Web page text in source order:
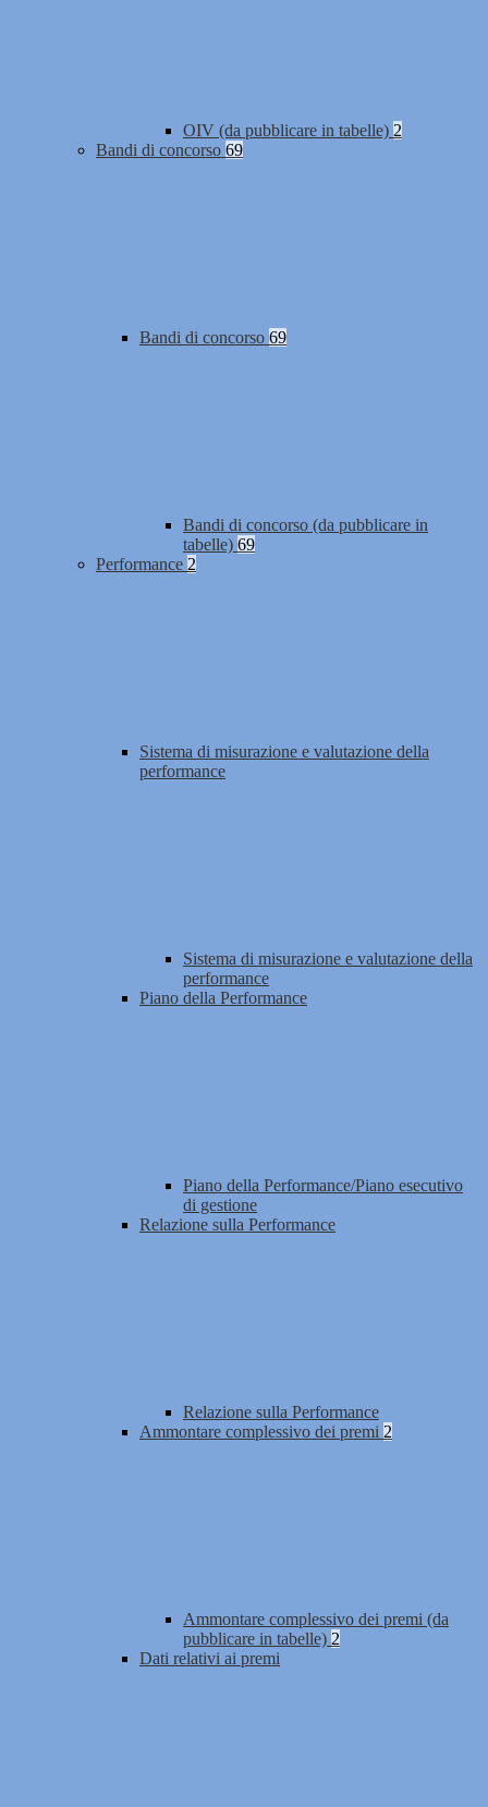
OIV (da pubblicare in tabelle) 2
Bandi di concorso 69
Bandi di concorso 69
Bandi di concorso (da pubblicare in
tabelle) 69
Performance 2
Sistema di misurazione e valutazione della
performance
Sistema di misurazione e valutazione della
performance
Piano della Performance
Piano della Performance/Piano esecutivo
di gestione
Relazione sulla Performance
Relazione sulla Performance
Ammontare complessivo dei premi 2
Ammontare complessivo dei premi (da
pubblicare in tabelle) 2
Dati relativi ai premi